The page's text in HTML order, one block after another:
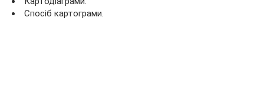
Спосіб картограми.